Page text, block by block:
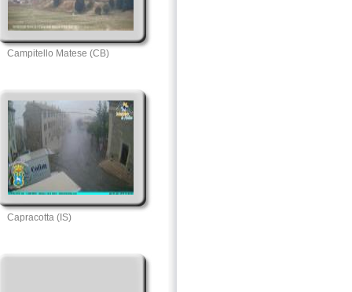
Campitello Matese (CB)
Capracotta (IS)